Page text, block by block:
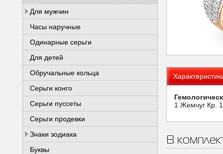
Для мужчин
Часы наручные
Одинарные серьги
Для детей
Обручальные кольца
Серьги конго
Серьги пуссеты
Серьги продевки
Знаки зодиака
Буквы
1 Жемчуг Кр.
В